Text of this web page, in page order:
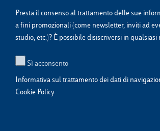
Presta il consenso al trattamento delle sue
a fini promozionali (come newsletter, inviti ad
studio, etc.)? È possibile disiscriversi in qualsiasi
Sì acconsento
Informativa sul trattamento dei dati di
Cookie Policy